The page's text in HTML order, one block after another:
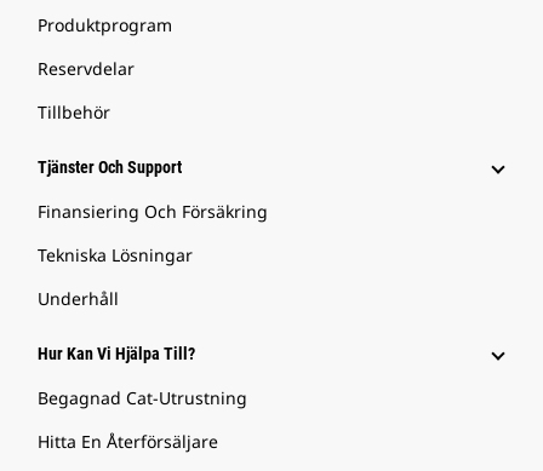
Produktprogram
Reservdelar
Tillbehör
Tjänster Och Support
Finansiering Och Försäkring
Tekniska Lösningar
Underhåll
Hur Kan Vi Hjälpa Till?
Begagnad Cat-Utrustning
Hitta En Återförsäljare